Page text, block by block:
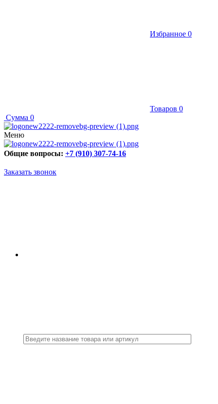
Избранное 0
Товаров 0
Сумма 0
Меню
Общие вопросы: +7 (910) 307-74-16
Заказать звонок